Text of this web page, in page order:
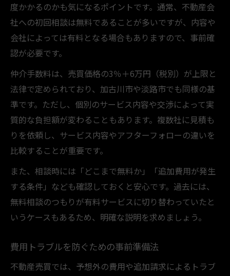
度かかるのかも気になるポイントです。通常、不動産会
社への初回相談は無料であることが多いですが、内容や
会社によっては有料となる場合もありますので、事前確
認が必要です。
仲介手数料は、売買価格の3％＋6万円（税別）が上限と
法律で定められており、加古川市や淡路市でも同様の基
準です。ただし、個別のサービス内容や交渉によって実
質的な負担額が変わることもあります。複数社に見積も
りを依頼し、サービス内容やアフターフォローの違いを
比較することが重要です。
また、相談時には「どこまで無料か」「追加費用が発生
する条件」なども確認しておくと安心です。過去には、
無料相談のつもりが有料サービスに切り替わっていたと
いうケースもあるため、明確な説明を求めましょう。
費用トラブルを防ぐための事前準備法
不動産売買では、予想外の費用や追加請求によるトラブ